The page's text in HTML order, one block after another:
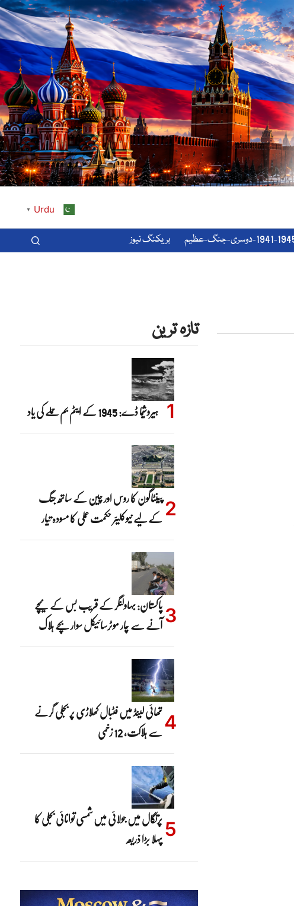
Urdu
▼
1945-دوسری-جنگ-عظیم بریکنگ نیوز
تازہ ترین
ہیروشیما ڈے: 1945 کے ایٹم بم حملے کی یاد
پینٹاگون کا روس اور چین کے ساتھ جنگ
کے لیے نیوکلیئر حکمت عملی کا مسودہ تیار
پاکستان: بہاولنگر کے قریب بس کے نیچے
آنے سے چار موٹرسائیکل سوار بچے ہلاک
تھائی لینڈ میں فٹبال کھلاڑی پر بجلی گرنے
سے ہلاکت، 12 زخمی
پرتگال میں جولائی میں شمسی توانائی بجلی کا
پہلا بڑا ذریعہ